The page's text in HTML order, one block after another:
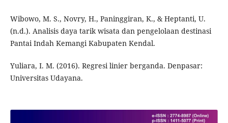
Wibowo, M. S., Novry, H., Paninggiran, K., & Heptanti, U.
(n.d.). Analisis daya tarik wisata dan pengelolaan destinasi
Pantai Indah Kemangi Kabupaten Kendal.
Yuliara, I. M. (2016). Regresi linier berganda. Denpasar:
Universitas Udayana.